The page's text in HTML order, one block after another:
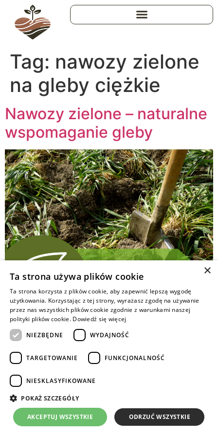
Tag: nawozy zielone
na gleby ciężkie
Nawozy zielone – naturalne
wspomaganie gleby
Ograniczony dostęp do nawozów organicznych
i naturalnych sprawia, że zastępuje się je nawozami
zielonymi, którymi są rośliny uprawne przyorywane
w celu użyźnienia gleby.
Copyrights © 2024 Intermag
×
Ta strona używa plików cookie
Ta strona korzysta z plików cookie, aby zapewnić lepszą wygodę
użytkowania. Korzystając z tej strony, wyrażasz zgodę na używanie
przez nas wszystkich plików cookie zgodnie z warunkami naszej
polityki plików cookie. Dowiedź się więcej
NIEZBĘDNE
WYDAJNOŚĆ
TARGETOWANIE FUNKCJONALNOŚĆ
NIESKLASYFIKOWANE
POKAŻ SZCZEGÓŁY
AKCEPTUJ WSZYSTKIE ODRZUĆ WSZYSTKIE